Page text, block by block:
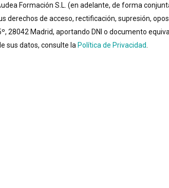
Formación S.L. (en adelante, de forma
derechos de acceso, rectificación, supresión,
28042 Madrid, aportando DNI o documento
sus datos, consulte la Política de Privacidad